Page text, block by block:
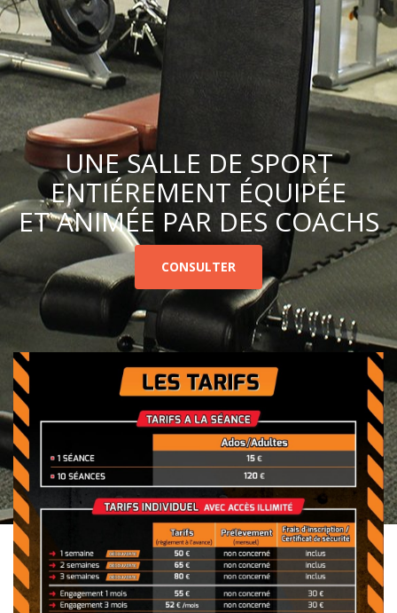
UNE SALLE DE SPORT
ENTIÉREMENT ÉQUIPÉE
ET ANIMÉE PAR DES COACHS
CONSULTER